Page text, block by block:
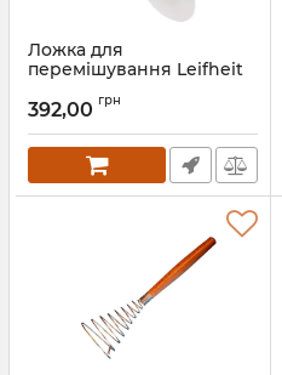
Ложка для
перемішування Leifheit
Артикул: 24061
392,00 грн